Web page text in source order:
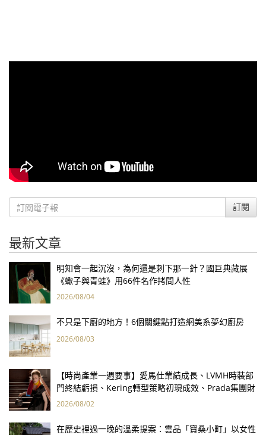
訂閱
最新文章
明知會一起沉沒，為何還是刺下那一針？國巨典藏展
《蠍子與青蛙》用66件名作拷問人性
2026/08/04
不只是下廚的地方！6個關鍵點打造網美系夢幻廚房
2026/08/03
【時尚產業一週要事】愛馬仕業績成長、LVMH時裝部
門終結虧損、Kering轉型策略初現成效、Prada集團財
報亮眼
2026/08/02
在歷史裡過一晚的溫柔提案：雲品「寶桑小町」以女性